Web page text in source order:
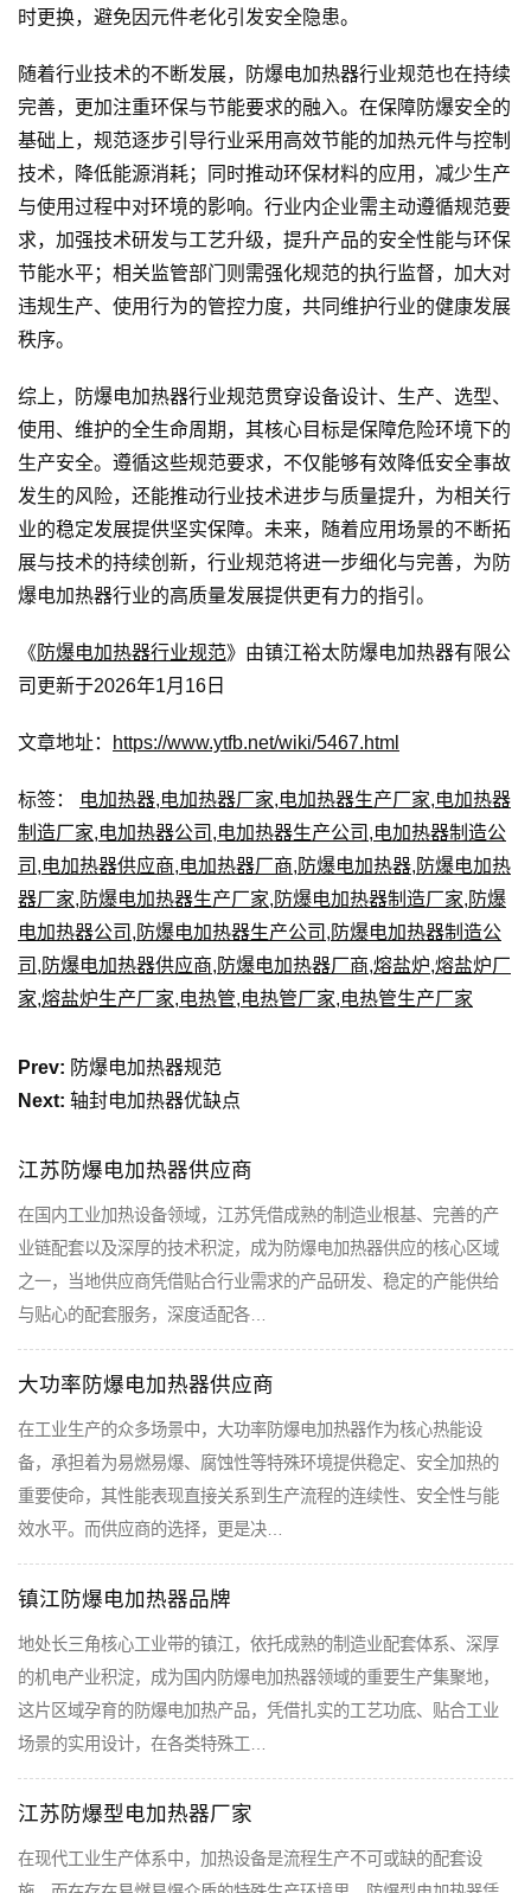
时更换，避免因元件老化引发安全隐患。
随着行业技术的不断发展，防爆电加热器行业规范也在持续
完善，更加注重环保与节能要求的融入。在保障防爆安全的
基础上，规范逐步引导行业采用高效节能的加热元件与控制
技术，降低能源消耗；同时推动环保材料的应用，减少生产
与使用过程中对环境的影响。行业内企业需主动遵循规范要
求，加强技术研发与工艺升级，提升产品的安全性能与环保
节能水平；相关监管部门则需强化规范的执行监督，加大对
违规生产、使用行为的管控力度，共同维护行业的健康发展
秩序。
综上，防爆电加热器行业规范贯穿设备设计、生产、选型、
使用、维护的全生命周期，其核心目标是保障危险环境下的
生产安全。遵循这些规范要求，不仅能够有效降低安全事故
发生的风险，还能推动行业技术进步与质量提升，为相关行
业的稳定发展提供坚实保障。未来，随着应用场景的不断拓
展与技术的持续创新，行业规范将进一步细化与完善，为防
爆电加热器行业的高质量发展提供更有力的指引。
《 防爆电加热器行业规范》由镇江裕太防爆电加热器有限公
司更新于2026年1月16日
文章地址： https://www.ytfb.net/wiki/5467.html
标签： 电加热器,电加热器厂家,电加热器生产厂家,电加热器
制造厂家,电加热器公司 ,电加热器生产公司 ,电加热器制造公
司 ,电加热器供应商,电加热器厂商, 防爆电加热器, 防爆电加热
器厂家, 防爆电加热器生产厂家, 防爆电加热器制造厂家, 防爆
电加热器公司 , 防爆电加热器生产公司 , 防爆电加热器制造公
司 , 防爆电加热器供应商, 防爆电加热器厂商,熔盐炉,熔盐炉厂
家,熔盐炉生产厂家,电热管,电热管厂家,电热管生产厂家
Prev: 防爆电加热器规范
Next: 轴封电加热器优缺点
江苏防爆电加热器供应商
在国内工业加热设备领域，江苏凭借成熟的制造业根基、完善的产
业链配套以及深厚的技术积淀，成为防爆电加热器供应的核心区域
之一，当地供应商凭借贴合行业需求的产品研发、稳定的产能供给
与贴心的配套服务，深度适配各…
大功率防爆电加热器供应商
在工业生产的众多场景中，大功率防爆电加热器作为核心热能设
备，承担着为易燃易爆、腐蚀性等特殊环境提供稳定、安全加热的
重要使命，其性能表现直接关系到生产流程的连续性、安全性与能
效水平。而供应商的选择，更是决…
镇江防爆电加热器品牌
地处长三角核心工业带的镇江，依托成熟的制造业配套体系、深厚
的机电产业积淀，成为国内防爆电加热器领域的重要生产集聚地，
这片区域孕育的防爆电加热产品，凭借扎实的工艺功底、贴合工业
场景的实用设计，在各类特殊工…
江苏防爆型电加热器厂家
在现代工业生产体系中，加热设备是流程生产不可或缺的配套设